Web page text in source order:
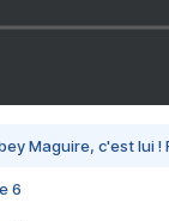
Maguire, c'est lui
6